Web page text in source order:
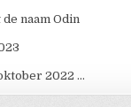
naam Odin
2022 …